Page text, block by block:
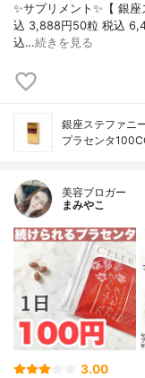
✨サプリメント✨【 銀
込 3,888円50粒 税込
込…続きを見る
銀座ステファニ
プラセンタ
美容ブロガー
まみやこ
3.00